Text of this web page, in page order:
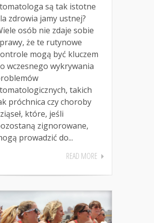
są tak istotne
zdrowia jamy ustnej?
osób nie zdaje sobie
że te rutynowe
mogą być kluczem
wczesnego wykrywania
takich
próchnica czy choroby
które, jeśli
zignorowane,
prowadzić do...
READ MORE